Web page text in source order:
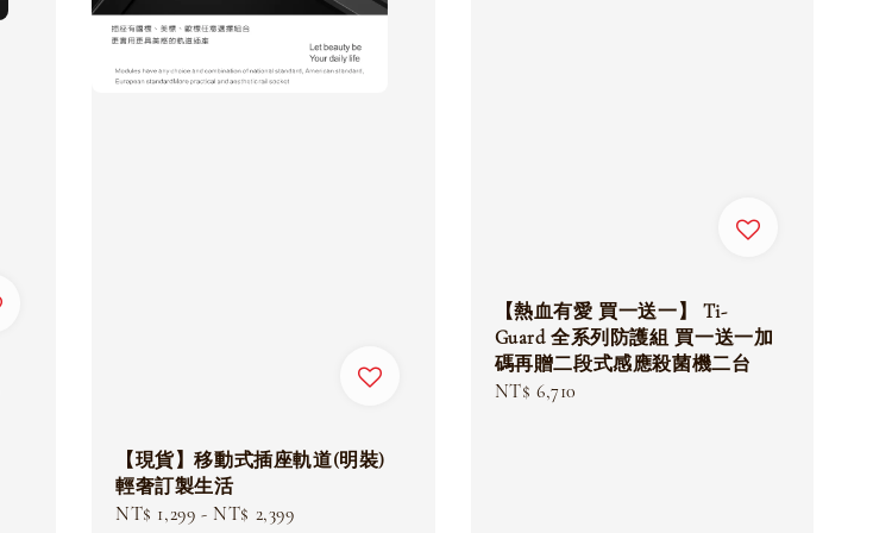
【現貨】移動式插座軌道(明裝)
輕奢訂製生活
Sale
NT$ 1,299 - NT$ 2,399
【熱血有愛 買一送一】 Ti-
Guard 全系列防護組 買一送一加
碼再贈二段式感應殺菌機二台
Regular
NT$ 6,710